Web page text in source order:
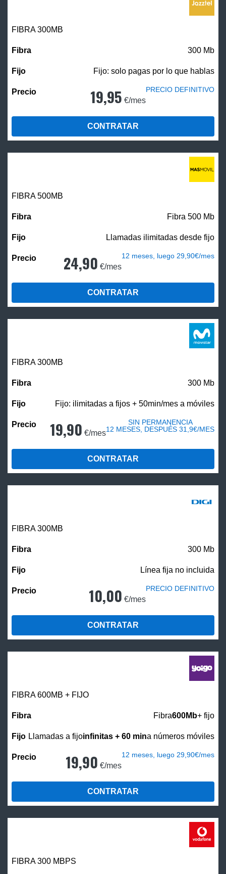
FIBRA 300MB
300 Mb
Fijo: solo pagas por lo que hablas
19,95 €/mes
PRECIO DEFINITIVO
CONTRATAR
FIBRA500MB
Fibra 500 Mb
Llamadas ilimitadas desde fijo
24,90 €/mes
12 meses, luego 29,90€/mes
CONTRATAR
FIBRA 300MB
300 Mb
Fijo: ilimitadas a fijos + 50min/mes a móviles
19,90 €/mes
SIN PERMANENCIA
12 MESES, DESPUÉS 31,9€/MES
CONTRATAR
FIBRA 300MB
300 Mb
Línea fija no incluida
10,00 €/mes
PRECIO DEFINITIVO
CONTRATAR
FIBRA 600MB + FIJO
Fibra600Mb+ fijo
Llamadas a fijoinfinitas + 60 mina números móviles
19,90 €/mes
12 meses, luego 29,90€/mes
CONTRATAR
FIBRA 300 MBPS